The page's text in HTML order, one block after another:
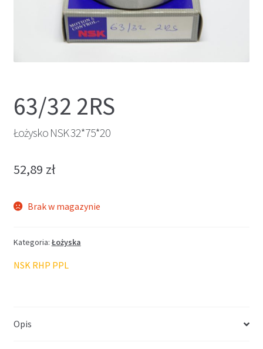
63/32 2RS
Łożysko NSK 32*75*20
52,89 zł
Brak w magazynie
Kategoria: Łożyska
NSK RHP PPL
Opis